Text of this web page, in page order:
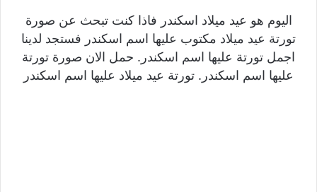
اليوم هو عيد ميلاد اسكندر فاذا كنت تبحث عن صورة
تورتة عيد ميلاد مكتوب عليها اسم اسكندر فستجد لدينا
اجمل تورتة عليها اسم اسكندر. حمل الان صورة تورتة
عليها اسم اسكندر. تورتة عيد ميلاد عليها اسم اسكندر